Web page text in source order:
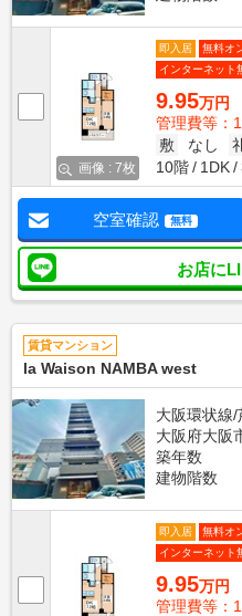
画像 : 7枚
即入居
無料オ
インターネット
9.95万円
管理費等：
敷
なし
10階
1DK
空室確認 無料
お店に
賃貸マンション
la Waison NAMBA west
大阪環状線
大阪府大阪
築年数
建物階数
即入居
無料オ
インターネット
9.95万円
管理費等：